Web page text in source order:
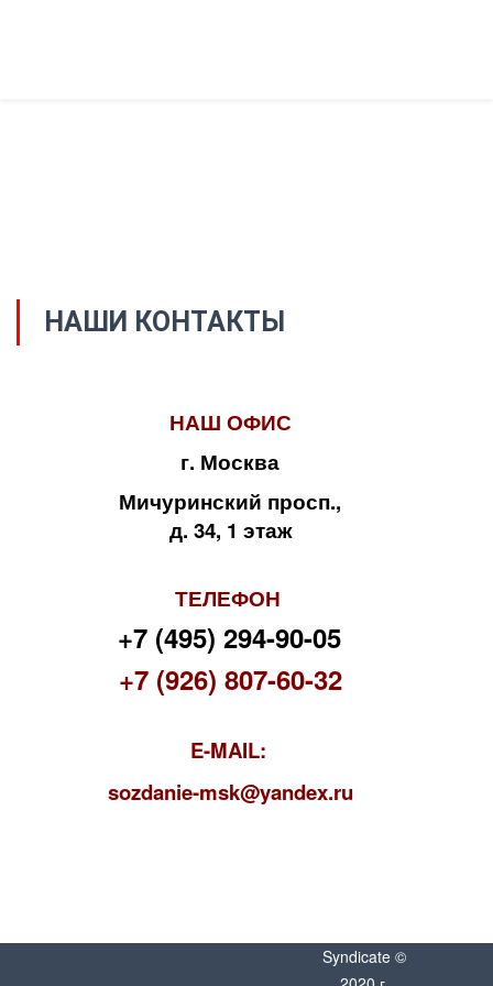
НАШИ КОНТАКТЫ
НАШ ОФИС
г. Москва
Мичуринский просп.,
д. 34, 1 этаж
ТЕЛЕФОН
+7 (495) 294-90-05
+7 (926) 807-60-32
E-MAIL:
sozdanie-msk@yandex.ru
Syndicate ©